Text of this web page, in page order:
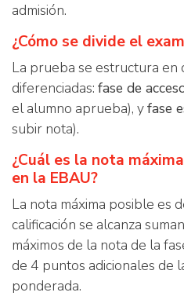
admisión.
¿Cómo se divide el
La prueba se estructura en
diferenciadas: fase de
el alumno aprueba), yfase
subir nota).
¿Cuál es la nota
en la EBAU?
La nota máxima posible es
calificación se alcanza
máximos de la nota de la
de 4 puntos adicionales de
ponderada.